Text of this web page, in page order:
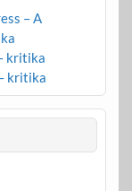
– A
kritika
kritika